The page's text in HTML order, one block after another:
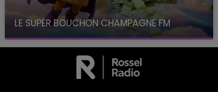
LE SUPER BOUCHON CHAMPAGNE FM
avec La Famille Champagne FM, à 8H10